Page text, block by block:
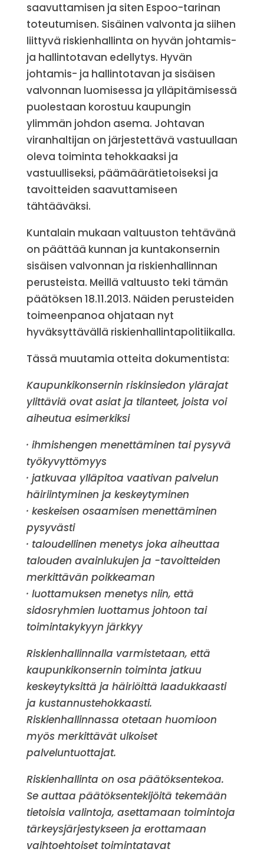
saavuttamisen ja siten Espoo-tarinan
toteutumisen. Sisäinen valvonta ja siihen
liittyvä riskienhallinta on hyvän johtamis-
ja hallintotavan edellytys. Hyvän
johtamis- ja hallintotavan ja sisäisen
valvonnan luomisessa ja ylläpitämisessä
puolestaan korostuu kaupungin
ylimmän johdon asema. Johtavan
viranhaltijan on järjestettävä vastuullaan
oleva toiminta tehokkaaksi ja
vastuulliseksi, päämäärätietoiseksi ja
tavoitteiden saavuttamiseen
tähtääväksi.
Kuntalain mukaan valtuuston tehtävänä
on päättää kunnan ja kuntakonsernin
sisäisen valvonnan ja riskienhallinnan
perusteista. Meillä valtuusto teki tämän
päätöksen 18.11.2013. Näiden perusteiden
toimeenpanoa ohjataan nyt
hyväksyttävällä riskienhallintapolitiikalla.
Tässä muutamia otteita dokumentista:
Kaupunkikonsernin riskinsiedon ylärajat
ylittäviä ovat asiat ja tilanteet, joista voi
aiheutua esimerkiksi
· ihmishengen menettäminen tai pysyvä
työkyvyttömyys
· jatkuvaa ylläpitoa vaativan palvelun
häiriintyminen ja keskeytyminen
· keskeisen osaamisen menettäminen
pysyvästi
· taloudellinen menetys joka aiheuttaa
talouden avainlukujen ja -tavoitteiden
merkittävän poikkeaman
· luottamuksen menetys niin, että
sidosryhmien luottamus johtoon tai
toimintakykyyn järkkyy
Riskienhallinnalla varmistetaan, että
kaupunkikonsernin toiminta jatkuu
keskeytyksittä ja häiriöittä laadukkaasti
ja kustannustehokkaasti.
Riskienhallinnassa otetaan huomioon
myös merkittävät ulkoiset
palveluntuottajat.
Riskienhallinta on osa päätöksentekoa.
Se auttaa päätöksentekijöitä tekemään
tietoisia valintoja, asettamaan toimintoja
tärkeysjärjestykseen ja erottamaan
vaihtoehtoiset toimintatavat